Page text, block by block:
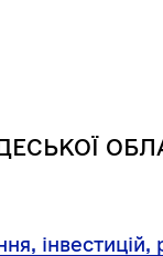
інвестицій,